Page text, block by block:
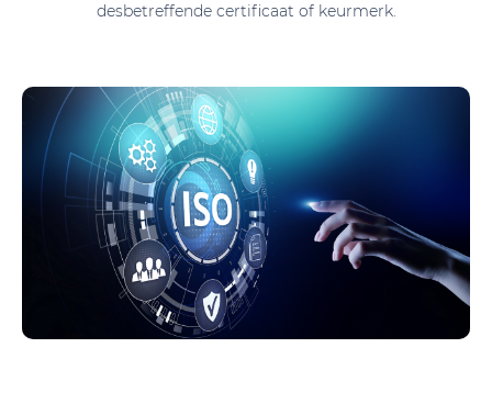
desbetreffende certificaat of keurmerk.